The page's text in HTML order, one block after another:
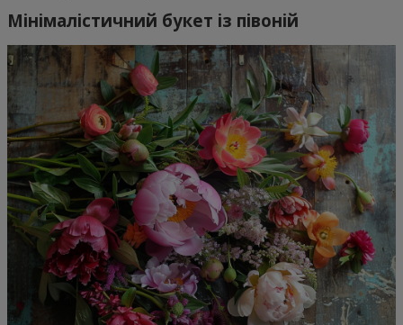
Мінімалістичний букет із півоній